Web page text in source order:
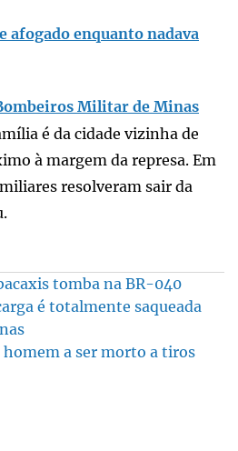
afogado enquanto nadava
Militar de Minas
é da cidade vizinha de
à margem da represa. Em
resolveram sair da
tomba na BR-040
é totalmente saqueada
homem a ser morto a tiros